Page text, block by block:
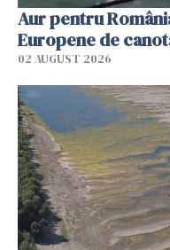
Aur pentru
Europene de
02 AUGUST 2026